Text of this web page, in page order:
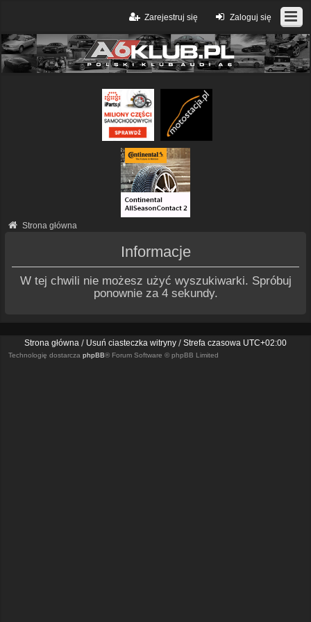
Zaloguj się
Zarejestruj się
Strona główna
Informacje
W tej chwili nie możesz użyć wyszukiwarki. Spróbuj
ponownie za 4 sekundy.
Strona główna Usuń ciasteczka witryny Strefa czasowa UTC+02:00
Technologię dostarcza phpBB® Forum Software © phpBB Limited